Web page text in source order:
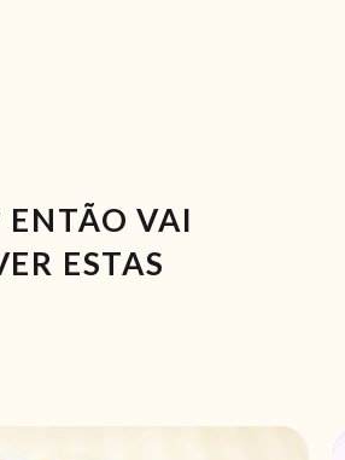
ENTÃO VAI
ESTAS